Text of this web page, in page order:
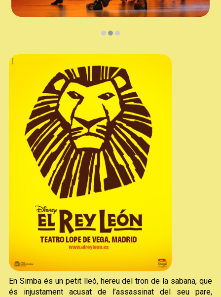
En Simba és un petit lleó, hereu del tron de la sabana, que
és injustament acusat de l’assassinat del seu pare,